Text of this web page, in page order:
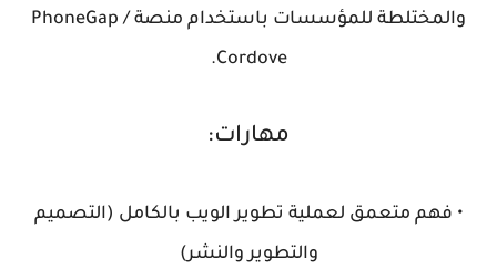
والمختلطة للمؤسسات باستخدام منصة PhoneGap /
Cordove.
مهارات:
• فهم متعمق لعملية تطوير الويب بالكامل (التصميم
والتطوير والنشر)